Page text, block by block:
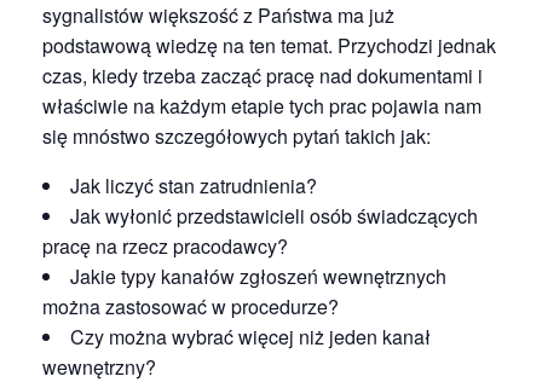
sygnalistów większość z Państwa ma już
podstawową wiedzę na ten temat. Przychodzi jednak
czas, kiedy trzeba zacząć pracę nad dokumentami i
właściwie na każdym etapie tych prac pojawia nam
się mnóstwo szczegółowych pytań takich jak:
Jak liczyć stan zatrudnienia?
Jak wyłonić przedstawicieli osób świadczących
pracę na rzecz pracodawcy?
Jakie typy kanałów zgłoszeń wewnętrznych
można zastosować w procedurze?
Czy można wybrać więcej niż jeden kanał
wewnętrzny?